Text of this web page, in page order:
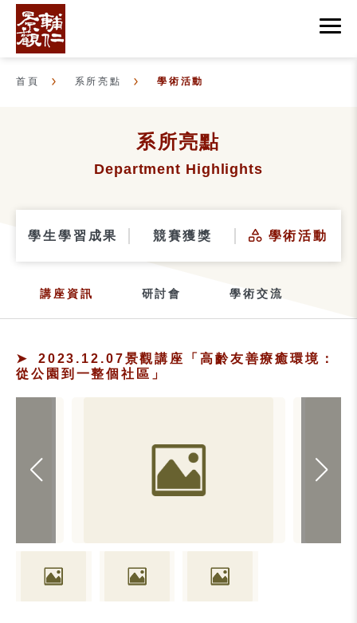
首頁 系所亮點 學術活動
系所亮點
Department Highlights
學生學習成果 競賽獲獎 學術活動
講座資訊 研討會 學術交流
2023.12.07景觀講座「高齡友善療癒環境：
從公園到一整個社區」